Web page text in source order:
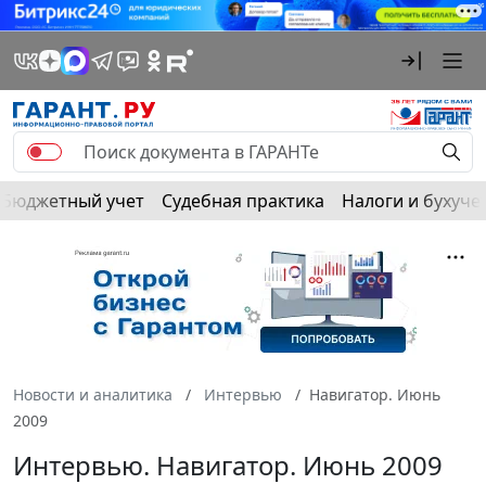
Бюджетный учет Судебная практика Налоги и
Новости и аналитика Интервью
Навигатор. Июнь
2009
Интервью. Навигатор. Июнь 2009